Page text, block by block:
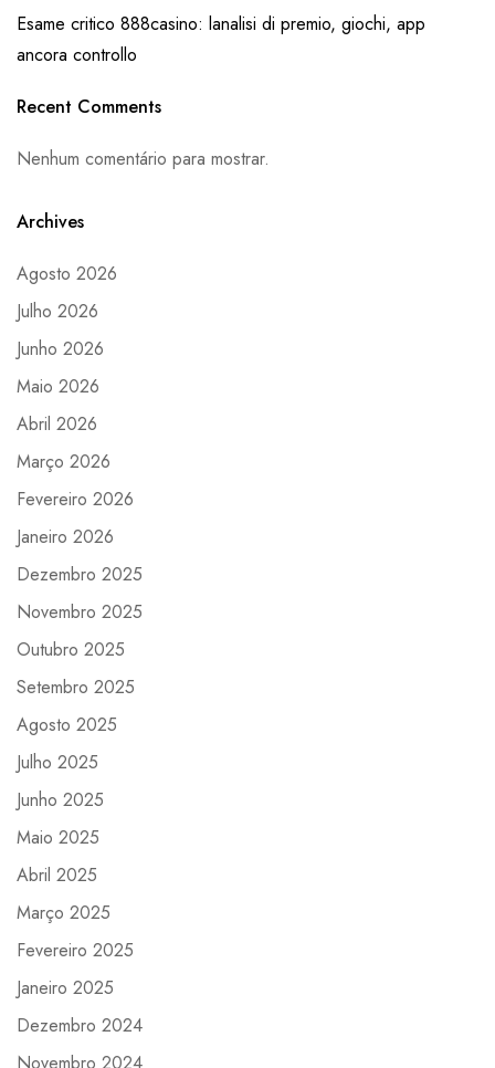
Esame critico 888casino: lanalisi di premio, giochi, app
ancora controllo
Recent Comments
Nenhum comentário para mostrar.
Archives
Agosto 2026
Julho 2026
Junho 2026
Maio 2026
Abril 2026
Março 2026
Fevereiro 2026
Janeiro 2026
Dezembro 2025
Novembro 2025
Outubro 2025
Setembro 2025
Agosto 2025
Julho 2025
Junho 2025
Maio 2025
Abril 2025
Março 2025
Fevereiro 2025
Janeiro 2025
Dezembro 2024